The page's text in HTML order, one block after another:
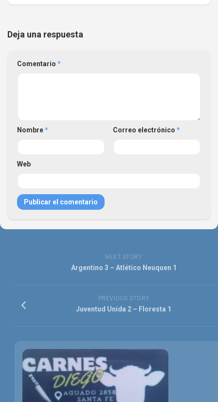
Deja una respuesta
Comentario *
Nombre* Correo electrónico *
Web
NEXT STORY
Argentino 3 – Atlético Neuquen 1
PREVIOUS STORY
Juventud Unida 2 – Floresta 1